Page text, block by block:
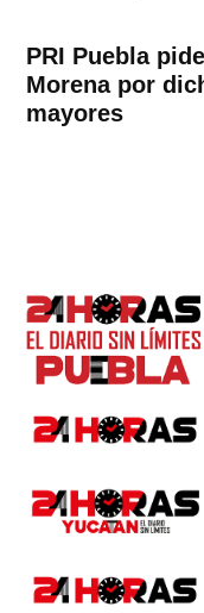
PRI Puebla
Morena por
mayores